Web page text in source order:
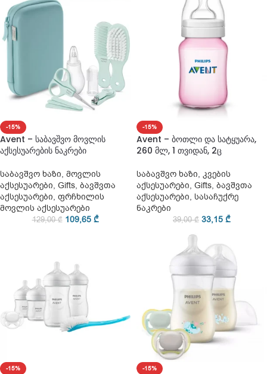
-15%
Avent – საბავშვო მოვლის
აქსესუარების ნაკრები
საბავშვო ხაზი, მოვლის
აქსესუარები, Gifts, ბავშვთა
აქსესუარები, ფრჩხილის
მოვლის აქსესუარები
129,00₾ 109,65 ₾
-15%
Avent – ბოთლი და სატყუარა,
260 მლ, 1 თვიდან, 2ც
საბავშვო ხაზი, კვების
აქსესუარები, Gifts, ბავშვთა
აქსესუარები, სასაჩუქრე
ნაკრები
39,00₾ 33,15 ₾
-15%
-15%